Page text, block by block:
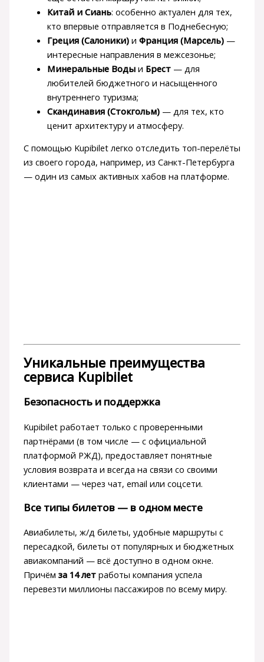
Китай и Сиань: особенно актуален для тех,
кто впервые отправляется в Поднебесную;
Греция (Салоники)и Франция (Марсель)—
интересные направления в межсезонье;
Минеральные Водыи Брест— для
любителей бюджетного и насыщенного
внутреннего туризма;
Скандинавия (Стокгольм)— для тех, кто
ценит архитектуру и атмосферу.
С помощью Kupibilet легко отследить топ-перелёты
из своего города, например, из Санкт-Петербурга
— один из самых активных хабов на платформе.
Уникальные преимущества
сервиса Kupibilet
Безопасность и поддержка
Kupibilet работает только с проверенными
партнёрами (в том числе — с официальной
платформой РЖД), предоставляет понятные
условия возврата и всегда на связи со своими
клиентами — через чат, email или соцсети.
Все типы билетов — в одном месте
Авиабилеты, ж/д билеты, удобные маршруты с
пересадкой, билеты от популярных и бюджетных
авиакомпаний — всё доступно в одном окне.
Причём за 14 летработы компания успела
перевезти миллионы пассажиров по всему миру.